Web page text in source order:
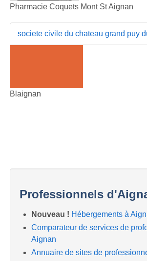
Pharmacie Coquets Mont St Aignan
societe civile du chateau grand puy
Blaignan
Professionnels
Nouveau ! Hébergements à
Comparateur de services de
Aignan
Annuaire de sites de